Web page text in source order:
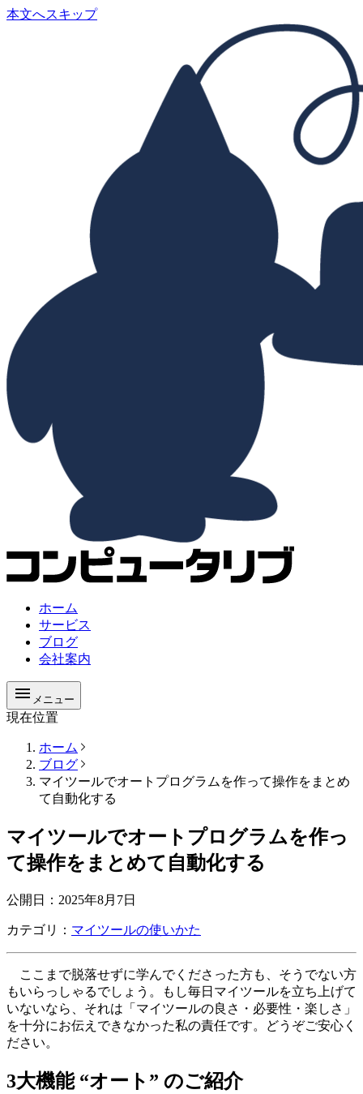
本文へスキップ
ホーム
サービス
ブログ
会社案内
メニュー
現在位置
ホーム
ブログ
マイツールでオートプログラムを作って操作をまとめ
て自動化する
マイツールでオートプログラムを作っ
て操作をまとめて自動化する
公開日： 2025年8月7日
カテゴリ： マイツールの使いかた
ここまで脱落せずに学んでくださった方も、そうでない方
もいらっしゃるでしょう。もし毎日マイツールを立ち上げて
いないなら、それは「マイツールの良さ・必要性・楽しさ」
を十分にお伝えできなかった私の責任です。どうぞご安心く
ださい。
3大機能 “オート” のご紹介